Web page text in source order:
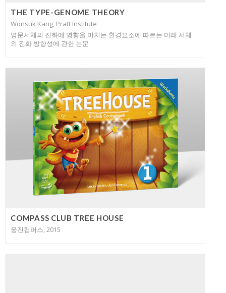
THE TYPE-GENOME THEORY
Wonsuk Kang, Pratt Institute
영문서체의 진화에 영향을 미치는 환경요소에 따르는 미래 서체
의 진화 방향성에 관한 논문
COMPASS CLUB TREE HOUSE
웅진컴퍼스, 2015